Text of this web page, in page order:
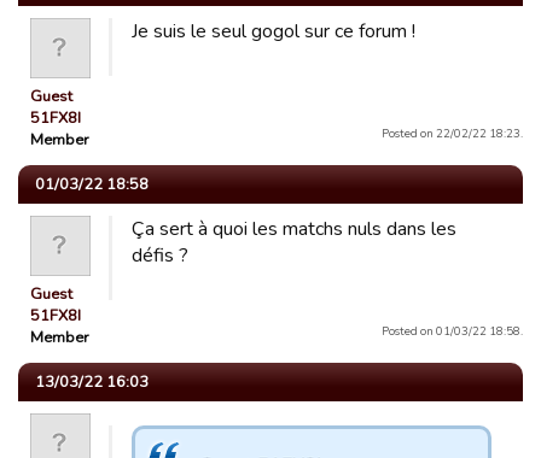
Guest
51FX8I
Member
Je suis le seul gogol sur ce forum !
Posted on 22/02/22 18:23.
01/03/22 18:58
Guest
51FX8I
Member
Ça sert à quoi les matchs nuls dans les
défis ?
Posted on 01/03/22 18:58.
13/03/22 16:03